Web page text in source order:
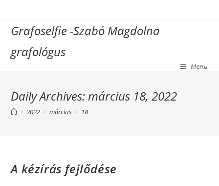
contentGrafoselfie -Szabó Magdolna
grafológus
Menu
Daily Archives: március 18, 2022
> 2022 > március > 18
A kézírás fejlődése